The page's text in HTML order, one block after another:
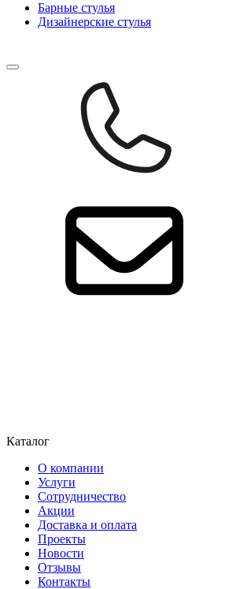
Барные cтулья
Дизайнерские cтулья
Каталог
О компании
Услуги
Сотрудничество
Акции
Доставка и оплата
Проекты
Новости
Отзывы
Контакты